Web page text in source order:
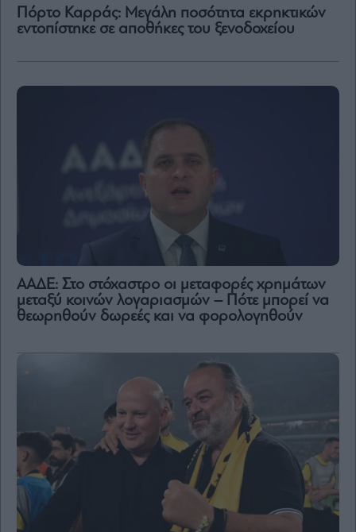
Πόρτο Καρράς: Μεγάλη ποσότητα εκρηκτικών
εντοπίστηκε σε αποθήκες του ξενοδοχείου
ΑΑΔΕ: Στο στόχαστρο οι μεταφορές χρημάτων
μεταξύ κοινών λογαριασμών – Πότε μπορεί να
θεωρηθούν δωρεές και να φορολογηθούν